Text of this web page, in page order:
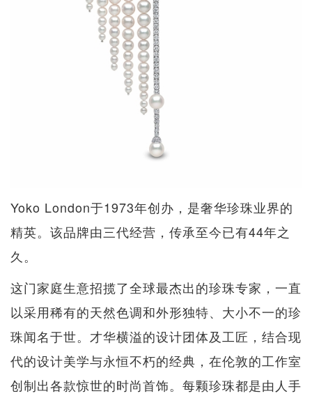
Yoko London于1973年创办，是奢华珍珠业界的
精英。该品牌由三代经营，传承至今已有44年之
久。
这门家庭生意招揽了全球最杰出的珍珠专家，一直
以采用稀有的天然色调和外形独特、大小不一的珍
珠闻名于世。才华横溢的设计团体及工匠，结合现
代的设计美学与永恒不朽的经典，在伦敦的工作室
创制出各款惊世的时尚首饰。每颗珍珠都是由人手